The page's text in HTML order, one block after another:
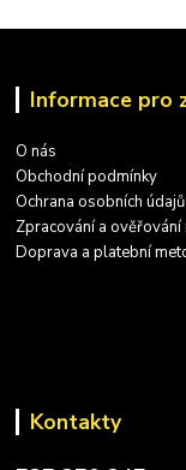
Informace pro
O nás
Obchodní podmínky
Ochrana osobních údajů
Zpracování a ověřování
Doprava a platební
Kontakty